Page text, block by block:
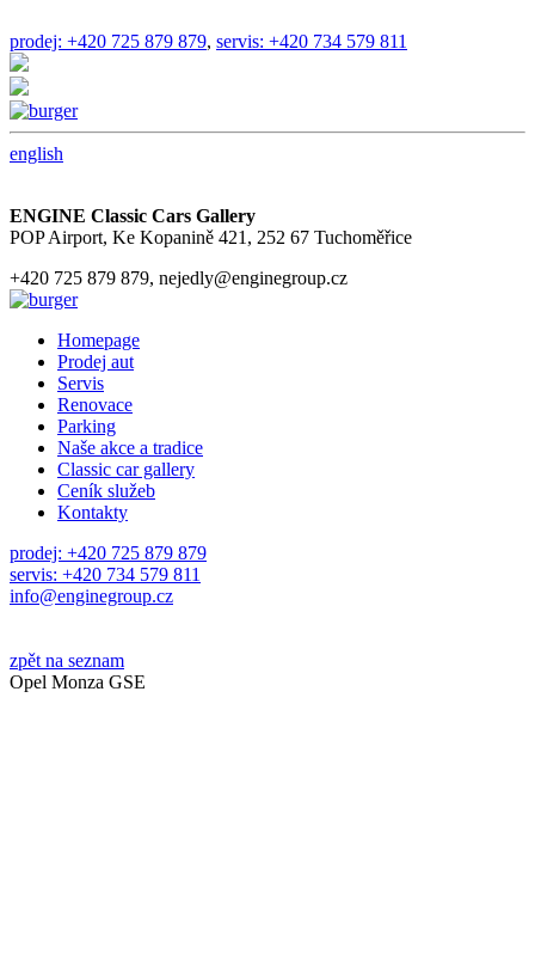
prodej: +420 725 879 879, servis: +420 734 579 811
english
ENGINE Classic Cars Gallery
POP Airport, Ke Kopanině 421, 252 67 Tuchoměřice
+420 725 879 879, nejedly@enginegroup.cz
Homepage
Prodej aut
Servis
Renovace
Parking
Naše akce a tradice
Classic car gallery
Ceník služeb
Kontakty
prodej: +420 725 879 879
servis: +420 734 579 811
info@enginegroup.cz
zpět na seznam
Opel Monza GSE